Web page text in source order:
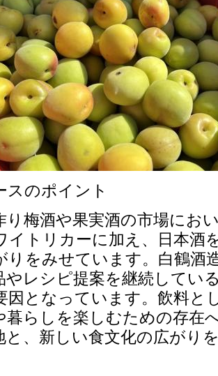
スのポイント
り梅酒や果実酒の市場にお
イトリカーに加え、日本酒
りをみせています。白鶴酒
やレシピ提案を継続してい
因となっています。飲料と
暮らしを楽しむための存在
と、新しい食文化の広がり